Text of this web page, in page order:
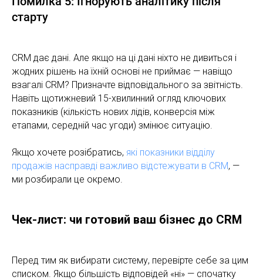
старту
CRM дає дані. Але якщо на ці дані ніхто не дивиться і
жодних рішень на їхній основі не приймає — навіщо
взагалі CRM? Призначте відповідального за звітність.
Навіть щотижневий 15-хвилинний огляд ключових
показників (кількість нових лідів, конверсія між
етапами, середній час угоди) змінює ситуацію.
Якщо хочете розібратись, які показники відділу
продажів насправді важливо відстежувати в CRM, —
ми розбирали це окремо.
Чек-лист: чи готовий ваш бізнес до CRM
Перед тим як вибирати систему, перевірте себе за цим
списком. Якщо більшість відповідей «ні» — спочатку